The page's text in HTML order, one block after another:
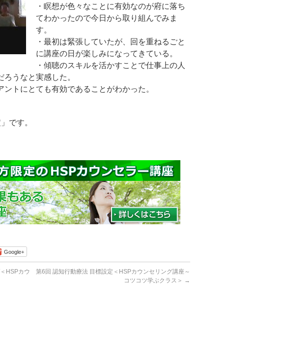
・瞑想が色々なことに有効なのが府に落ち
てわかったので今日から取り組んでみま
す。
・最初は緊張していたが、回を重ねるごと
に講座の日が楽しみになってきている。
・傾聴のスキルを活かすことで仕事上の人
うなと実感した。
ントにとても有効であることがわかった。
です。
Google+
HSPカウ
第6回 認知行動療法 目標設定＜HSPカウンセリング講座～
コツコツ学ぶクラス＞ →